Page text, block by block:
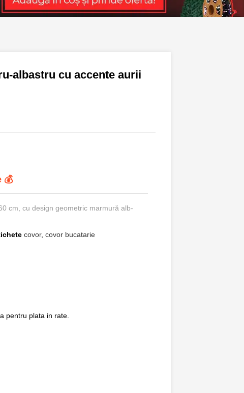
albastru cu accente aurii
💰
cm, cu design geometric marmură alb-
covor, covor bucatarie
pentru plata in rate.